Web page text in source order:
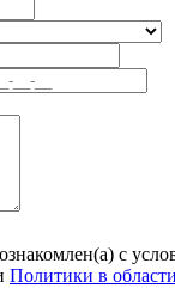
с
Политики в